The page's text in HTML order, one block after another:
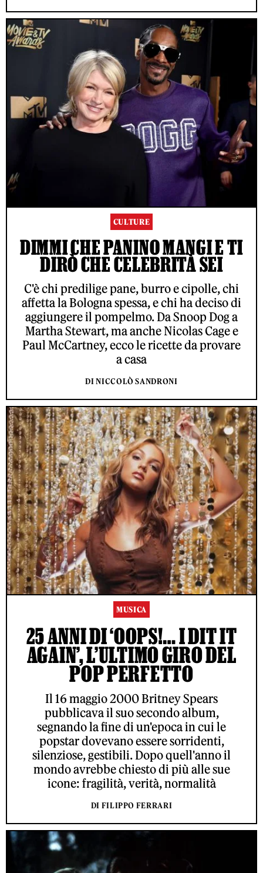
CULTURE
DIMMI CHE PANINO MANGI E TI
DIRÒ CHE CELEBRITÀ SEI
C'è chi predilige pane, burro e cipolle, chi
affetta la Bologna spessa, e chi ha deciso di
aggiungere il pompelmo. Da Snoop Dog a
Martha Stewart, ma anche Nicolas Cage e
Paul McCartney, ecco le ricette da provare
a casa
DI NICCOLÒ SANDRONI
MUSICA
25 ANNI DI ‘OOPS!… I DIT IT
AGAIN’, L’ULTIMO GIRO DEL
POP PERFETTO
Il 16 maggio 2000 Britney Spears
pubblicava il suo secondo album,
segnando la fine di un'epoca in cui le
popstar dovevano essere sorridenti,
silenziose, gestibili. Dopo quell'anno il
mondo avrebbe chiesto di più alle sue
icone: fragilità, verità, normalità
DI FILIPPO FERRARI